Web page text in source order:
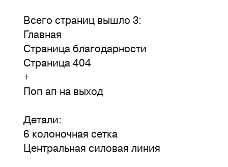
Всего страниц вышло 3:
Главная
Страница благодарности
Страница 404
+
Поп ап на выход
Детали:
6 колоночная сетка
Центральная силовая линия